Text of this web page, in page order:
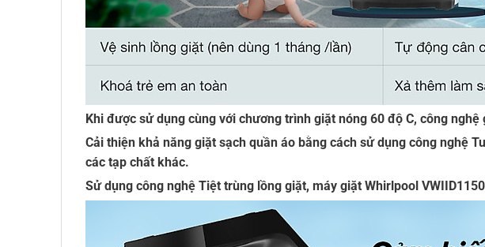
Khi được sử dụng cùng với chương trình giặt nóng 60 độ C, công
Cải thiện khả năng giặt sạch quần áo bằng cách sử dụng công nghệ
các tạp chất khác.
Sử dụng công nghệ Tiệt trùng lồng giặt, máy giặt Whirlpool